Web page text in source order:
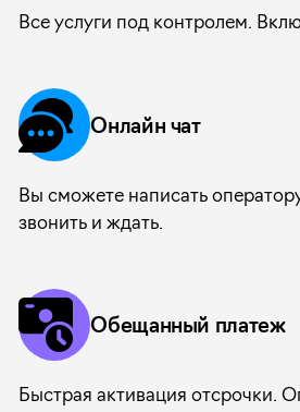
Все услуги под контролем.
Онлайн чат
Вы сможете написать
звонить и ждать.
Обещанный платеж
Быстрая активация отсрочки.